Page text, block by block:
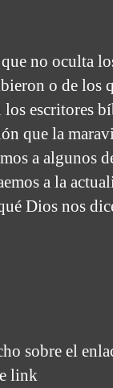
no oculta
o de los
escritores
que la
a algunos
a la
Dios nos
sobre el
link